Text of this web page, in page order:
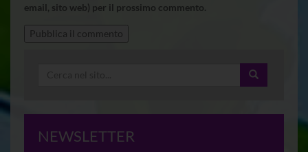
email, sito web) per il prossimo commento.
NEWSLETTER